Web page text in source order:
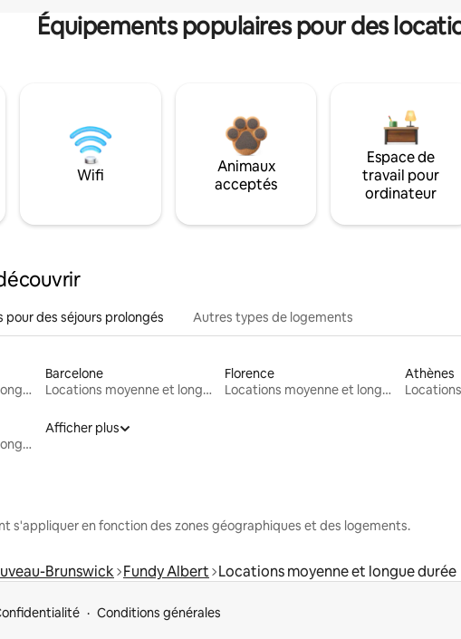
Équipements populaires pour des
Wifi
Animaux
acceptés
Espace de
travail pour
ordinateur
des séjours prolongés Autres types de logements
Locations moyenne et longue durée
Barcelone
Locations moyenne et longue durée
Florence
Locations moyenne et longue durée
Athènes
Locations moyenne et longue durée
Afficher plus
s'appliquer en fonction des zones géographiques et des logements.
Brunswick Fundy Albert Locations moyenne et longue durée
Conditions générales